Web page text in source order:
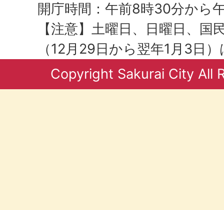
開庁時間：午前8時30分から
【注意】土曜日、日曜日、国
（12月29日から翌年1月3日
Copyright Sakurai City All